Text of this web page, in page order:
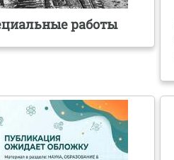
работы